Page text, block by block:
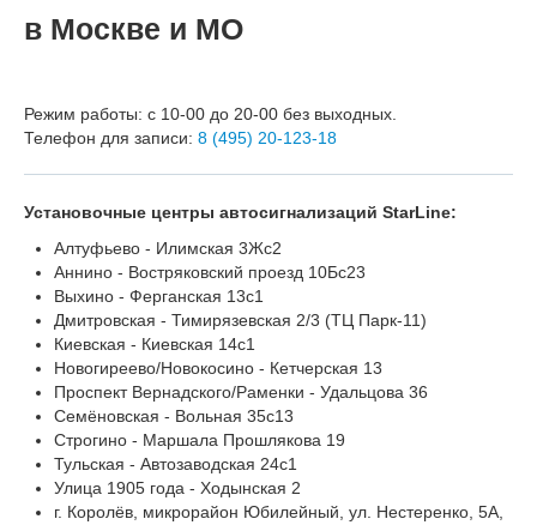
в Москве и МО
Режим работы: с 10-00 до 20-00 без выходных.
Телефон для записи: 8 (495) 20-123-18
Установочные центры автосигнализаций StarLine:
Алтуфьево - Илимская 3Жс2
Аннино - Востряковский проезд 10Бс23
Выхино - Ферганская 13с1
Дмитровская - Тимирязевская 2/3 (ТЦ Парк-11)
Киевская - Киевская 14с1
Новогиреево/Новокосино - Кетчерская 13
Проспект Вернадского/Раменки - Удальцова 36
Семёновская - Вольная 35с13
Строгино - Маршала Прошлякова 19
Тульская - Автозаводская 24с1
Улица 1905 года - Ходынская 2
г. Королёв, микрорайон Юбилейный, ул. Нестеренко, 5А,